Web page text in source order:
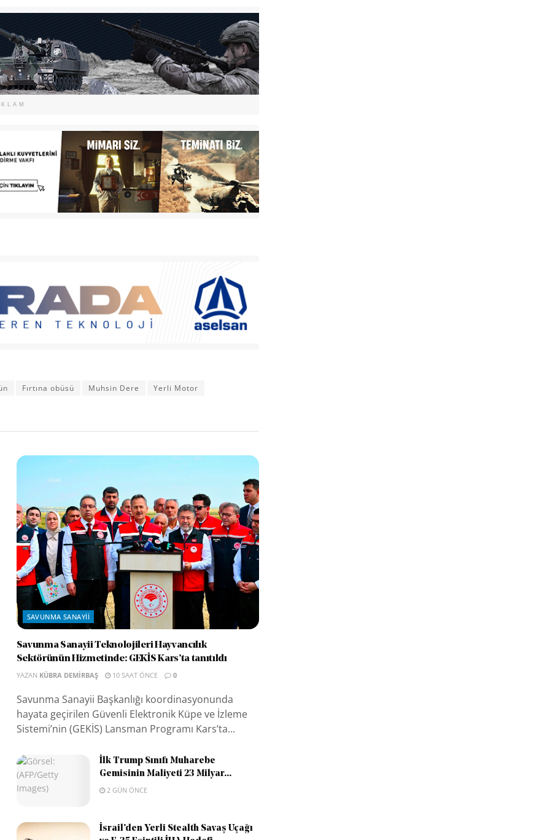
Fırtına obüsü Muhsin Dere Yerli Motor
SAVUNMA SANAYII
Savunma Sanayii Teknolojileri Hayvancılık
Sektörünün Hizmetinde: GEKİS Kars’ta tanıtıldı
YAZAN KÜBRA DEMIRBAŞ 10 SAAT ÖNCE 0
Savunma Sanayii Başkanlığı koordinasyonunda
hayata geçirilen Güvenli Elektronik Küpe ve İzleme
Sistemi’nin (GEKİS) Lansman Programı Kars’ta...
İlk Trump Sınıfı Muharebe
Gemisinin Maliyeti 23 Milyar...
2 GÜN ÖNCE
İsrail’den Yerli Stealth Savaş Uçağı